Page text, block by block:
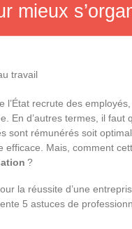
mieux
l’État recrute des
En d’autres termes, il faut
sont rémunérés soit
efficace. Mais, comment
?
la réussite d’une
5 astuces de